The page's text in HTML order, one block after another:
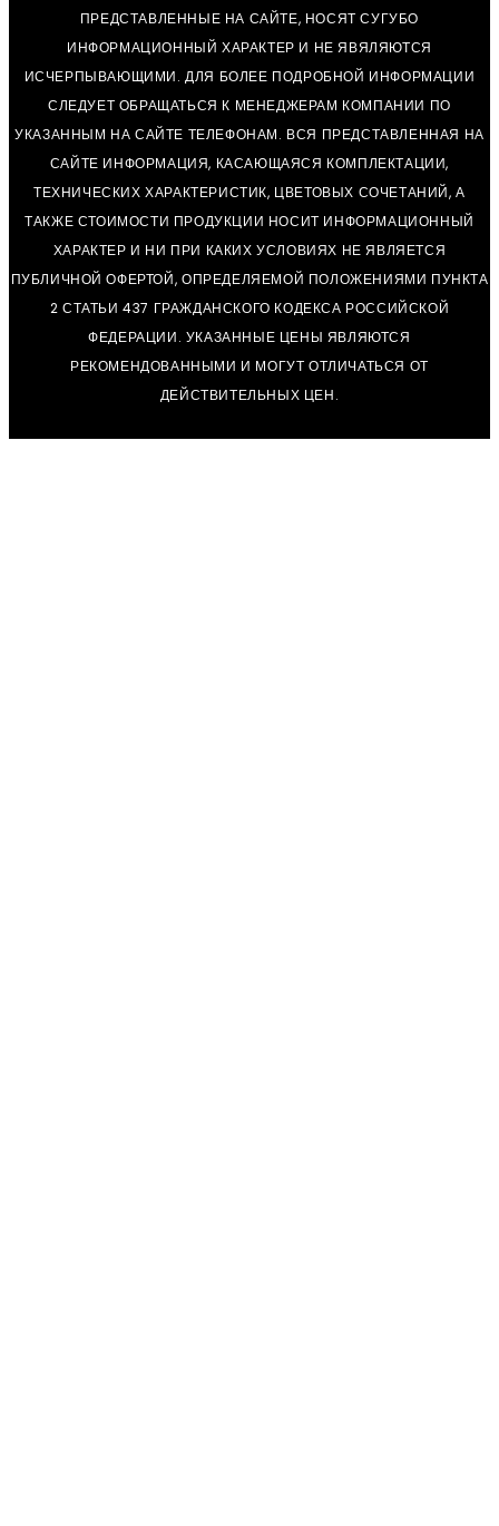
ПРЕДСТАВЛЕННЫЕ НА САЙТЕ, НОСЯТ СУГУБО
ИНФОРМАЦИОННЫЙ ХАРАКТЕР И НЕ ЯВЯЛЯЮТСЯ
ИСЧЕРПЫВАЮЩИМИ. ДЛЯ БОЛЕЕ ПОДРОБНОЙ ИНФОРМАЦИИ
СЛЕДУЕТ ОБРАЩАТЬСЯ К МЕНЕДЖЕРАМ КОМПАНИИ ПО
УКАЗАННЫМ НА САЙТЕ ТЕЛЕФОНАМ. ВСЯ ПРЕДСТАВЛЕННАЯ НА
САЙТЕ ИНФОРМАЦИЯ, КАСАЮЩАЯСЯ КОМПЛЕКТАЦИИ,
ТЕХНИЧЕСКИХ ХАРАКТЕРИСТИК, ЦВЕТОВЫХ СОЧЕТАНИЙ, А
ТАКЖЕ СТОИМОСТИ ПРОДУКЦИИ НОСИТ ИНФОРМАЦИОННЫЙ
ХАРАКТЕР И НИ ПРИ КАКИХ УСЛОВИЯХ НЕ ЯВЛЯЕТСЯ
ПУБЛИЧНОЙ ОФЕРТОЙ, ОПРЕДЕЛЯЕМОЙ ПОЛОЖЕНИЯМИ ПУНКТА
2 СТАТЬИ 437 ГРАЖДАНСКОГО КОДЕКСА РОССИЙСКОЙ
ФЕДЕРАЦИИ. УКАЗАННЫЕ ЦЕНЫ ЯВЛЯЮТСЯ
РЕКОМЕНДОВАННЫМИ И МОГУТ ОТЛИЧАТЬСЯ ОТ
ДЕЙСТВИТЕЛЬНЫХ ЦЕН.